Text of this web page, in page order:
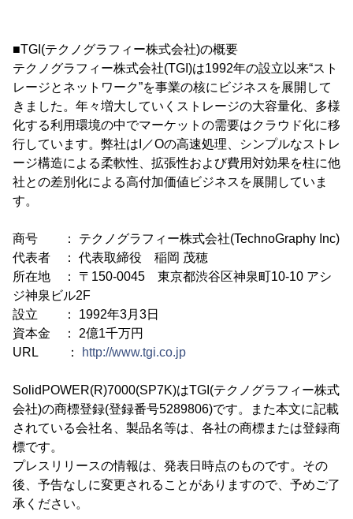
■TGI(テクノグラフィー株式会社)の概要
テクノグラフィー株式会社(TGI)は1992年の設立以来“スト
レージとネットワーク”を事業の核にビジネスを展開して
きました。年々増大していくストレージの大容量化、多様
化する利用環境の中でマーケットの需要はクラウド化に移
行しています。弊社はI／Oの高速処理、シンプルなストレ
ージ構造による柔軟性、拡張性および費用対効果を柱に他
社との差別化による高付加価値ビジネスを展開していま
す。
商号 ： テクノグラフィー株式会社(TechnoGraphy Inc)
代表者 ： 代表取締役 稲岡 茂穂
所在地 ： 〒150-0045 東京都渋谷区神泉町10-10 アシ
ジ神泉ビル2F
設立 ： 1992年3月3日
資本金 ： 2億1千万円
URL ：
http://www.tgi.co.jp
SolidPOWER(R)7000(SP7K)はTGI(テクノグラフィー株式
会社)の商標登録(登録番号5289806)です。また本文に記載
されている会社名、製品名等は、各社の商標または登録商
標です。
プレスリリースの情報は、発表日時点のものです。その
後、予告なしに変更されることがありますので、予めご了
承ください。